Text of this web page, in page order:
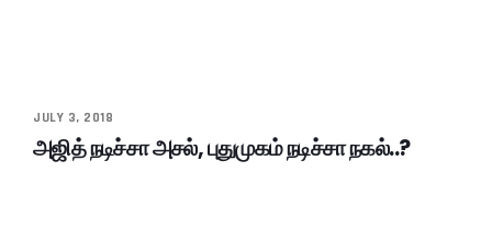
JULY 3, 2018
அஜித் நடிச்சா அசல், புதுமுகம் நடிச்சா நகல்..?